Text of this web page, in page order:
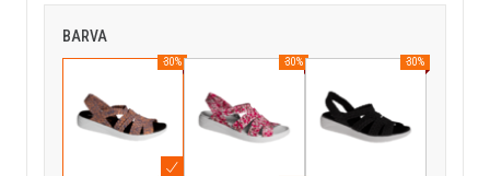
BARVA
-30% -30% -30%